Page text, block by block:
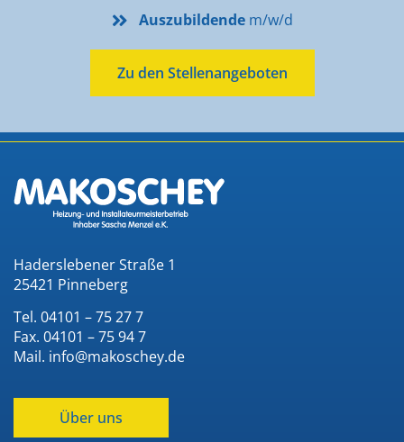
Auszubildendem/w/d
Zu den Stellenangeboten
Haderslebener Straße 1
25421 Pinneberg
Tel. 04101 – 75 27 7
Fax. 04101 – 75 94 7
Mail. info@makoschey.de
Über uns